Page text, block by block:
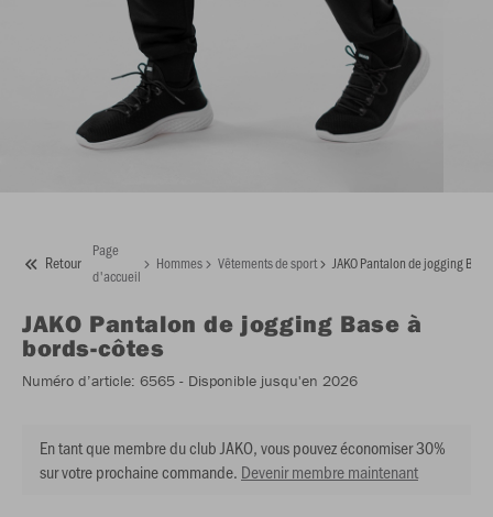
Retour
Page
d'accueil
Hommes Vêtements de sport JAKO Pantalon de jogging
JAKO Pantalon de jogging Base à
bords-côtes
Numéro d’article: 6565 - Disponible jusqu'en 2026
En tant que membre du club JAKO, vous pouvez économiser 30%
sur votre prochaine commande. Devenir membre maintenant